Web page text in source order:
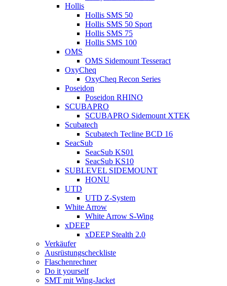
Hollis
Hollis SMS 50
Hollis SMS 50 Sport
Hollis SMS 75
Hollis SMS 100
OMS
OMS Sidemount Tesseract
OxyCheq
OxyCheq Recon Series
Poseidon
Poseidon RHINO
SCUBAPRO
SCUBAPRO Sidemount XTEK
Scubatech
Scubatech Tecline BCD 16
SeacSub
SeacSub KS01
SeacSub KS10
SUBLEVEL SIDEMOUNT
HONU
UTD
UTD Z-System
White Arrow
White Arrow S-Wing
xDEEP
xDEEP Stealth 2.0
Verkäufer
Ausrüstungscheckliste
Flaschenrechner
Do it yourself
SMT mit Wing-Jacket